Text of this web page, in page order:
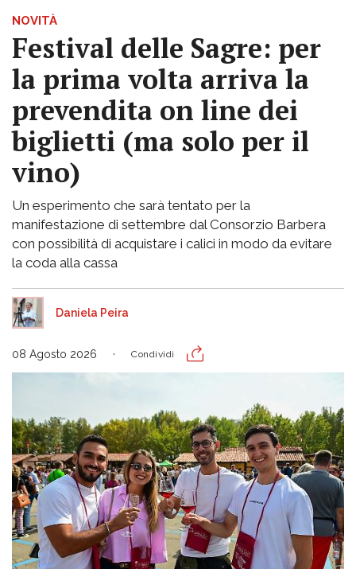
NOVITÀ
Festival delle Sagre: per
la prima volta arriva la
prevendita on line dei
biglietti (ma solo per il
vino)
Un esperimento che sarà tentato per la
manifestazione di settembre dal Consorzio Barbera
con possibilità di acquistare i calici in modo da evitare
la coda alla cassa
Daniela Peira
08 Agosto 2026 Condividi